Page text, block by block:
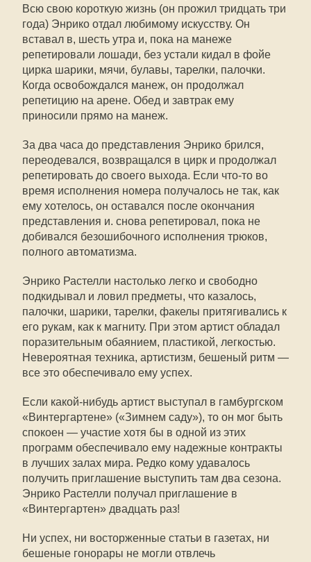
Всю свою короткую жизнь (он прожил тридцать три
года) Энрико отдал любимому искусству. Он
вставал в, шесть утра и, пока на манеже
репетировали лошади, без устали кидал в фойе
цирка шарики, мячи, булавы, тарелки, палочки.
Когда освобождался манеж, он продолжал
репетицию на арене. Обед и завтрак ему
приносили прямо на манеж.
За два часа до представления Энрико брился,
переодевался, возвращался в цирк и продолжал
репетировать до своего выхода. Если что-то во
время исполнения номера получалось не так, как
ему хотелось, он оставался после окончания
представления и. снова репетировал, пока не
добивался безошибочного исполнения трюков,
полного автоматизма.
Энрико Растелли настолько легко и свободно
подкидывал и ловил предметы, что казалось,
палочки, шарики, тарелки, факелы притягивались к
его рукам, как к магниту. При этом артист обладал
поразительным обаянием, пластикой, легкостью.
Невероятная техника, артистизм, бешеный ритм —
все это обеспечивало ему успех.
Если какой-нибудь артист выступал в гамбургском
«Винтергартене» («Зимнем саду»), то он мог быть
спокоен — участие хотя бы в одной из этих
программ обеспечивало ему надежные контракты
в лучших залах мира. Редко кому удавалось
получить приглашение выступить там два сезона.
Энрико Растелли получал приглашение в
«Винтергартен» двадцать раз!
Ни успех, ни восторженные статьи в газетах, ни
бешеные гонорары не могли отвлечь